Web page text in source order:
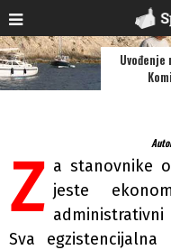
Z a stanovnike
jeste
Sva